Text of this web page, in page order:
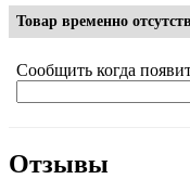
Товар временно
Сообщить когда
Отзывы